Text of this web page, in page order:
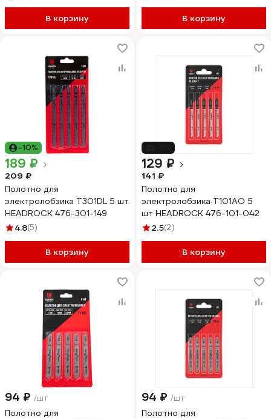
В корзину В корзину
-10%
189 ₽
209 ₽
Полотно для
электролобзика T301DL 5 шт
HEADROCK 476-301-149
4.8(5)
В корзину
129 ₽
141 ₽
Полотно для
электролобзика T101AO 5
шт HEADROCK 476-101-042
2.5(2)
В корзину
94 ₽ /шт
Полотно для
94 ₽ /шт
Полотно для